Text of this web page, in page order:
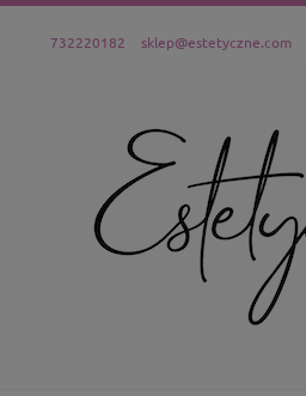
732220182 sklep@estetyczne.com